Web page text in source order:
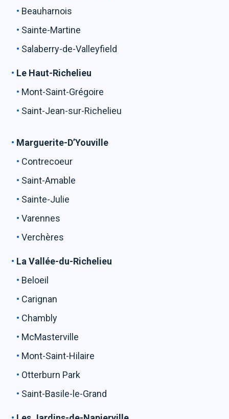
Beauharnois
Sainte-Martine
Salaberry-de-Valleyfield
Le Haut-Richelieu
Mont-Saint-Grégoire
Saint-Jean-sur-Richelieu
Marguerite-D’Youville
Contrecoeur
Saint-Amable
Sainte-Julie
Varennes
Verchères
La Vallée-du-Richelieu
Beloeil
Carignan
Chambly
McMasterville
Mont-Saint-Hilaire
Otterburn Park
Saint-Basile-le-Grand